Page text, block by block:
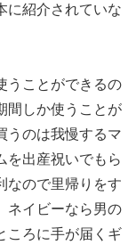
に紹介されていな
うことができるの
間しか使うことが
うのは我慢するマ
を出産祝いでもら
なので里帰りをす
ネイビーなら男の
ころに手が届くギ